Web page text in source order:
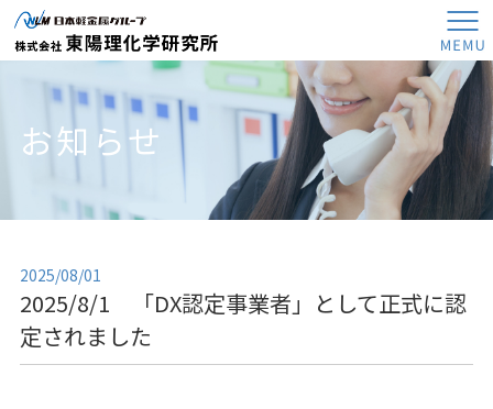
株式会
JP EN
製品情報
製品情報トップ
金属筐体
技術・設備情報
お知らせ
2025/08/01
2025/8/1 「DX認定事業者」として正式に認
定されました